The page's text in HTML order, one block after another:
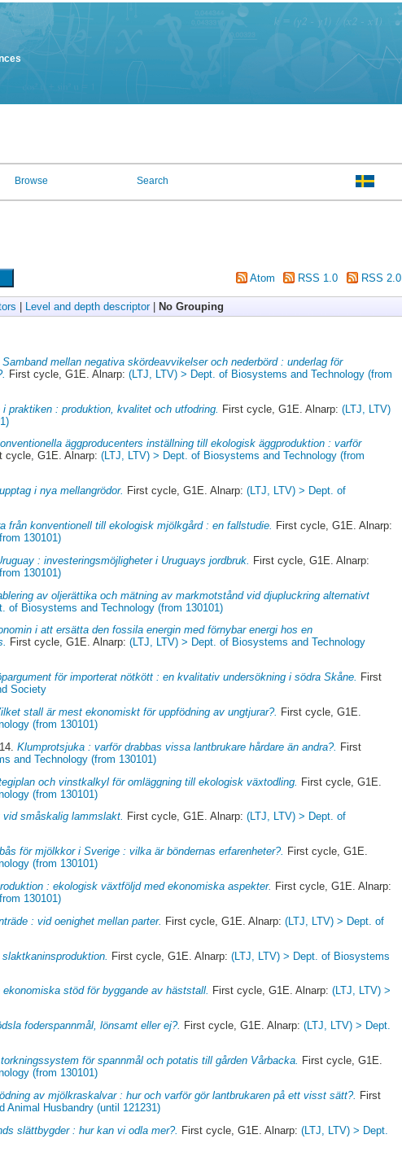
Browse Search
Atom RSS 1.0 RSS 2.0
Level and depth descriptor| No Grouping
Samband mellan negativa skördeavvikelser och nederbörd : underlag för
First cycle, G1E. Alnarp:(LTJ, LTV) > Dept. of Biosystems and Technology (from
praktiken : produktion, kvalitet och utfodring. First cycle, G1E. Alnarp:(LTJ, LTV)
äggproducenters inställning till ekologisk äggproduktion : varför
cycle, G1E. Alnarp:(LTJ, LTV) > Dept. of Biosystems and Technology (from
i nya mellangrödor. First cycle, G1E. Alnarp:(LTJ, LTV) > Dept. of
från konventionell till ekologisk mjölkgård : en fallstudie.
First cycle, G1E. Alnarp:
130101)
: investeringsmöjligheter i Uruguays jordbruk.
First cycle, G1E. Alnarp:
130101)
av oljerättika och mätning av markmotstånd vid djupluckring alternativt
of Biosystems and Technology (from 130101)
i att ersätta den fossila energin med förnybar energi hos en
First cycle, G1E. Alnarp:(LTJ, LTV) > Dept. of Biosystems and Technology
för importerat nötkött : en kvalitativ undersökning i södra Skåne. First
Society
stall är mest ekonomiskt för uppfödning av ungtjurar?. First cycle, G1E.
(from 130101)
Klumprotsjuka : varför drabbas vissa lantbrukare hårdare än andra?. First
and Technology (from 130101)
och vinstkalkyl för omläggning till ekologisk växtodling.
First cycle, G1E.
(from 130101)
småskalig lammslakt. First cycle, G1E. Alnarp:(LTJ, LTV) > Dept. of
för mjölkkor i Sverige : vilka är böndernas erfarenheter?. First cycle, G1E.
(from 130101)
: ekologisk växtföljd med ekonomiska aspekter. First cycle, G1E. Alnarp:
130101)
: vid oenighet mellan parter. First cycle, G1E. Alnarp:(LTJ, LTV) > Dept. of
First cycle, G1E. Alnarp:(LTJ, LTV) > Dept. of Biosystems
stöd för byggande av häststall. First cycle, G1E. Alnarp:(LTJ, LTV) >
foderspannmål, lönsamt eller ej?. First cycle, G1E. Alnarp:(LTJ, LTV) > Dept.
för spannmål och potatis till gården Vårbacka.
First cycle, G1E.
(from 130101)
av mjölkraskalvar : hur och varför gör lantbrukaren på ett visst sätt?. First
Animal Husbandry (until 121231)
slättbygder : hur kan vi odla mer?. First cycle, G1E. Alnarp:(LTJ, LTV) > Dept.